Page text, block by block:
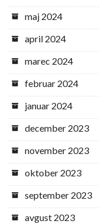
maj 2024
april 2024
marec 2024
februar 2024
januar 2024
december 2023
november 2023
oktober 2023
september 2023
avgust 2023